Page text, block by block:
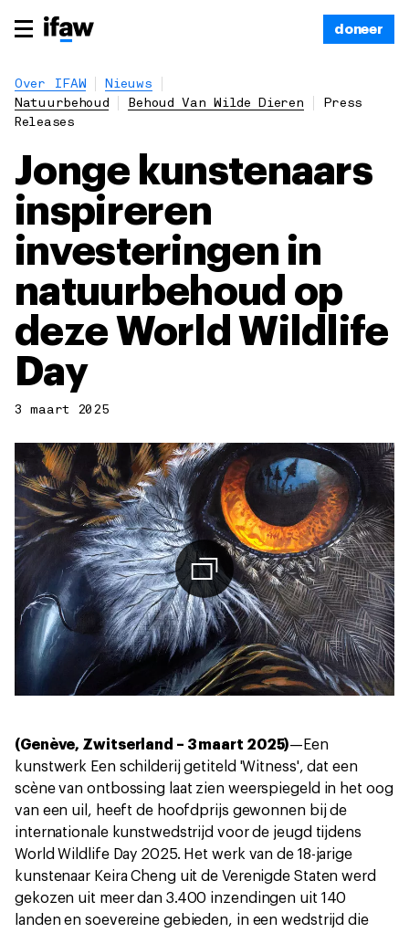
doneer
Over IFAW
Nieuws
Natuurbehoud
Behoud Van Wilde Dieren
Press
Releases
Jonge kunstenaars
inspireren
investeringen in
natuurbehoud op
deze World Wildlife
Day
3 maart 2025
(Genève, Zwitserland – 3 maart 2025)—Een
kunstwerk Een schilderij getiteld 'Witness', dat een
scène van ontbossing laat zien weerspiegeld in het oog
van een uil, heeft de hoofdprijs gewonnen bij de
internationale kunstwedstrijd voor de jeugd tijdens
World Wildlife Day 2025. Het werk van de 18-jarige
kunstenaar Keira Cheng uit de Verenigde Staten werd
gekozen uit meer dan 3.400 inzendingen uit 140
landen en soevereine gebieden, in een wedstrijd die